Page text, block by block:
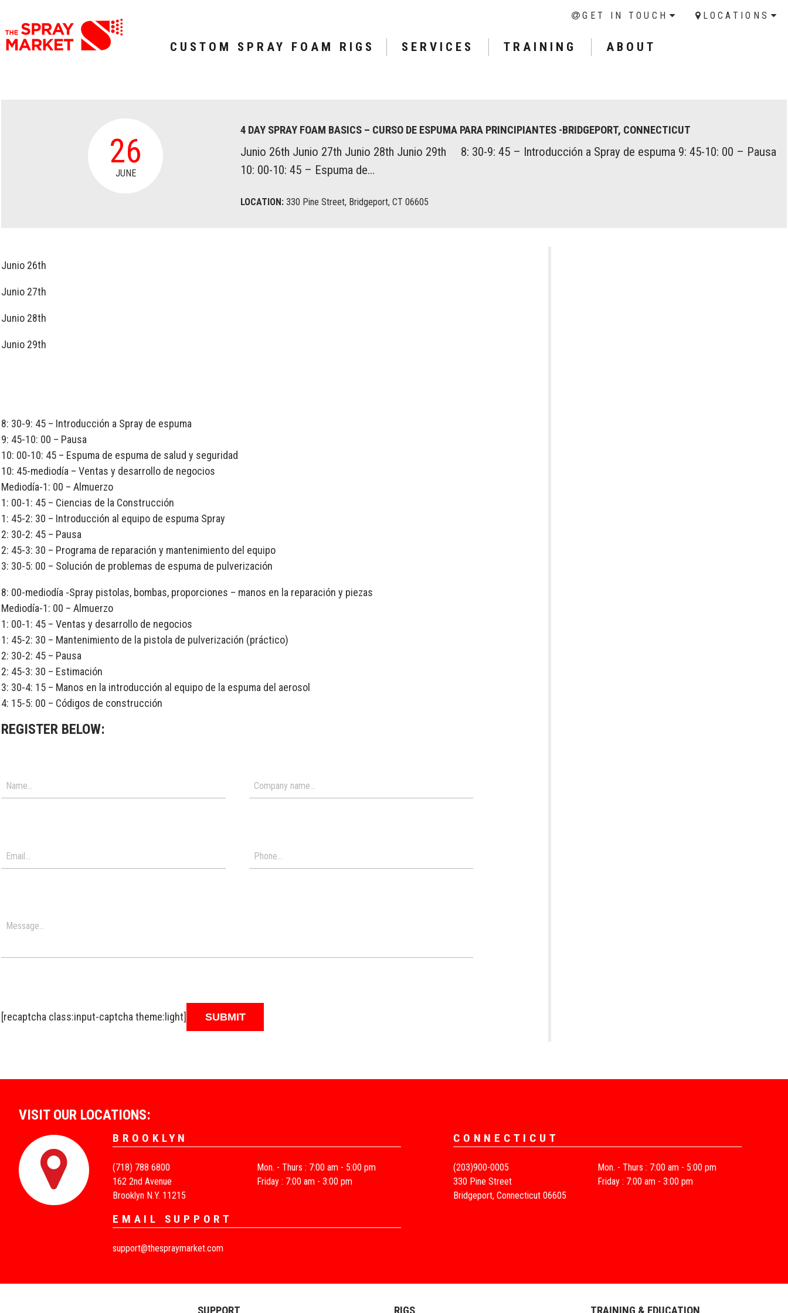
GET IN TOUCH LOCATIONS
CUSTOM SPRAY FOAM RIGS SERVICES TRAINING ABOUT
26
JUNE
4 DAY SPRAY FOAM BASICS – CURSO DE ESPUMA PARA PRINCIPIANTES -BRIDGEPORT, CONNECTICUT
Junio 26th Junio 27th Junio 28th Junio 29th 8: 30-9: 45 – Introducción a Spray de espuma 9: 45-10: 00 – Pausa
10: 00-10: 45 – Espuma de…
LOCATION:330 Pine Street, Bridgeport, CT 06605
Junio 26th
Junio 27th
Junio 28th
Junio 29th
8: 30-9: 45 – Introducción a Spray de espuma
9: 45-10: 00 – Pausa
10: 00-10: 45 – Espuma de espuma de salud y seguridad
10: 45-mediodía – Ventas y desarrollo de negocios
Mediodía-1: 00 – Almuerzo
1: 00-1: 45 – Ciencias de la Construcción
1: 45-2: 30 – Introducción al equipo de espuma Spray
2: 30-2: 45 – Pausa
2: 45-3: 30 – Programa de reparación y mantenimiento del equipo
3: 30-5: 00 – Solución de problemas de espuma de pulverización
8: 00-mediodía -Spray pistolas, bombas, proporciones – manos en la reparación y piezas
Mediodía-1: 00 – Almuerzo
1: 00-1: 45 – Ventas y desarrollo de negocios
1: 45-2: 30 – Mantenimiento de la pistola de pulverización (práctico)
2: 30-2: 45 – Pausa
2: 45-3: 30 – Estimación
3: 30-4: 15 – Manos en la introducción al equipo de la espuma del aerosol
4: 15-5: 00 – Códigos de construcción
REGISTER BELOW:
[recaptcha class:input-captcha theme:light]
VISIT OUR LOCATIONS:
BROOKLYN
(718) 788 6800
162 2nd Avenue
Brooklyn N.Y. 11215
Mon. - Thurs : 7:00 am - 5:00 pm
Friday : 7:00 am - 3:00 pm
CONNECTICUT
(203)900-0005
330 Pine Street
Bridgeport, Connecticut 06605
Mon. - Thurs : 7:00 am - 5:00 pm
Friday : 7:00 am - 3:00 pm
EMAIL SUPPORT
support@thespraymarket.com